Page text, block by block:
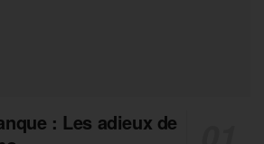
: Les adieux de